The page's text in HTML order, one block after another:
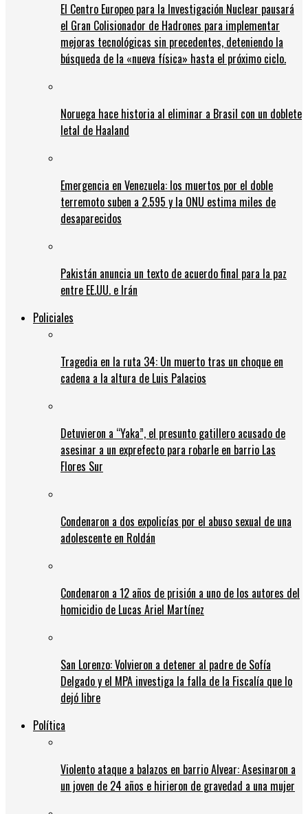
El Centro Europeo para la Investigación Nuclear pausará
el Gran Colisionador de Hadrones para implementar
mejoras tecnológicas sin precedentes, deteniendo la
búsqueda de la «nueva física» hasta el próximo ciclo.
Noruega hace historia al eliminar a Brasil con un doblete
letal de Haaland
Emergencia en Venezuela: los muertos por el doble
terremoto suben a 2.595 y la ONU estima miles de
desaparecidos
Pakistán anuncia un texto de acuerdo final para la paz
entre EE.UU. e Irán
Policiales
Tragedia en la ruta 34: Un muerto tras un choque en
cadena a la altura de Luis Palacios
Detuvieron a “Yaka”, el presunto gatillero acusado de
asesinar a un exprefecto para robarle en barrio Las
Flores Sur
Condenaron a dos expolicías por el abuso sexual de una
adolescente en Roldán
Condenaron a 12 años de prisión a uno de los autores del
homicidio de Lucas Ariel Martínez
San Lorenzo: Volvieron a detener al padre de Sofía
Delgado y el MPA investiga la falla de la Fiscalía que lo
dejó libre
Política
Violento ataque a balazos en barrio Alvear: Asesinaron a
un joven de 24 años e hirieron de gravedad a una mujer